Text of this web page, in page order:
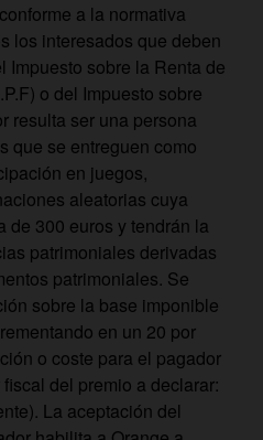
a la normativa
los interesados que deben
Impuesto sobre la Renta de
o del Impuesto sobre
resulta ser una persona
que se entreguen como
en juegos,
aleatorias cuya
de 300 euros y tendrán la
patrimoniales derivadas
patrimoniales. Se
sobre la base imponible
en un 20 por
o coste para el pagador
del premio a declarar:
La aceptación del